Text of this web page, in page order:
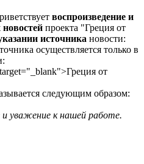
воспроизведение и
проекта "Греция от
источника новости:
осуществляется только в
от
следующим образом:
и уважение к нашей работе.